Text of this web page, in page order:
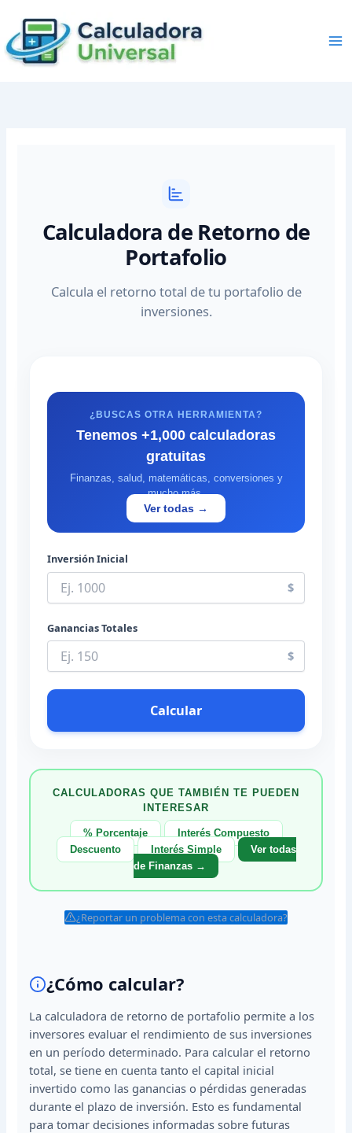
content
Calculadora de Retorno de
Portafolio
Calcula el retorno total de tu portafolio de
inversiones.
¿BUSCAS OTRA HERRAMIENTA?
Tenemos +1,000 calculadoras
gratuitas
Finanzas, salud, matemáticas, conversiones y
mucho más.
Ver todas →
Inversión Inicial
$
Ganancias Totales
$
Calcular
CALCULADORAS QUE TAMBIÉN TE PUEDEN
INTERESAR
% Porcentaje
Interés Compuesto
Descuento
Interés Simple
Ver todas
de Finanzas →
¿Reportar un problema con esta calculadora?
¿Cómo calcular?
La calculadora de retorno de portafolio permite a los
inversores evaluar el rendimiento de sus inversiones
en un período determinado. Para calcular el retorno
total, se tiene en cuenta tanto el capital inicial
invertido como las ganancias o pérdidas generadas
durante el plazo de inversión. Esto es fundamental
para tomar decisiones informadas sobre futuras